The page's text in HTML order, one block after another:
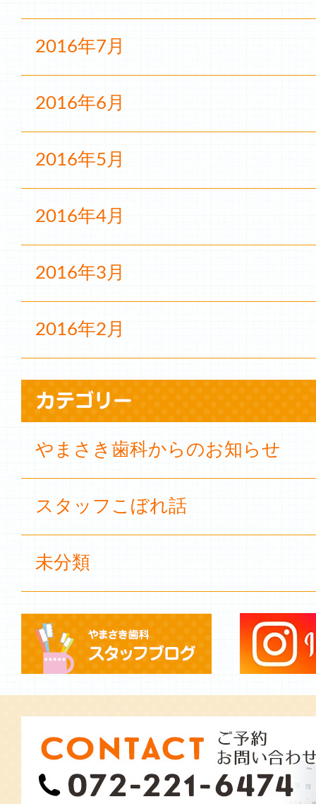
2016年7月
2016年6月
2016年5月
2016年4月
2016年3月
2016年2月
やまさき歯科からのお知らせ
スタッフこぼれ話
未分類